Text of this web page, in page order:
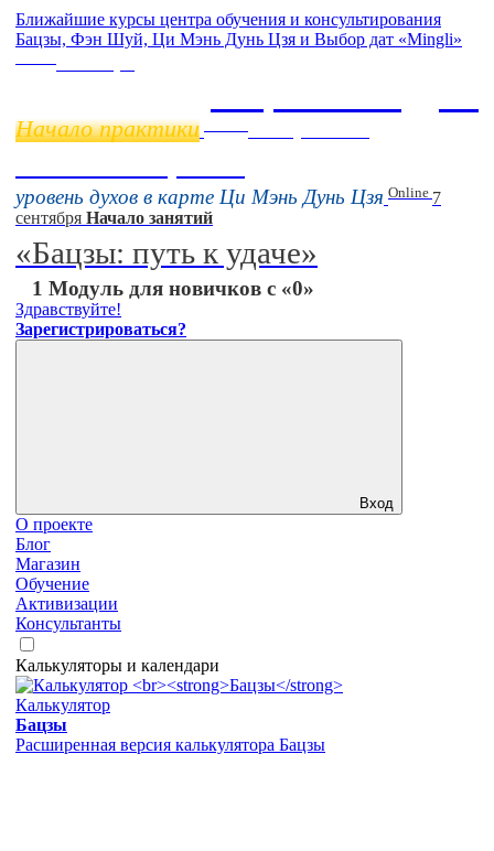
Ближайшие курсы центра обучения и консультирования
Бацзы, Фэн Шуй, Ци Мэнь Дунь Цзя и Выбор дат «Mingli»
Начало практики
уровень духов в карте Ци Мэнь Дунь Цзя Online 7
сентября Начало занятий
«Бацзы: путь к удаче»
1 Модуль для новичков с «0»
Здравствуйте!
Зарегистрироваться?
Вход
О проекте
Блог
Магазин
Обучение
Активизации
Консультанты
Калькуляторы и календари
Калькулятор
Бацзы
Расширенная версия калькулятора Бацзы